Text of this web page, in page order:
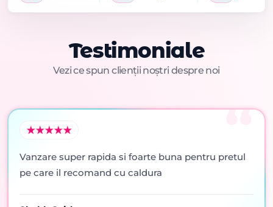
Testimoniale
Vezi ce spun clienții noștri despre noi
Vanzare super rapida si foarte buna pentru pretul
pe care il recomand cu caldura